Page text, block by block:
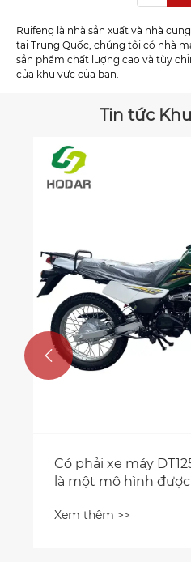
Ruifeng là nhà sản xuất và nhà
tại Trung Quốc, chúng tôi có nhà
sản phẩm chất lượng cao và tùy
của khu vực của bạn.
Tin tức
Có phải xe máy
là một mô hình
không?
Xem thêm >>
